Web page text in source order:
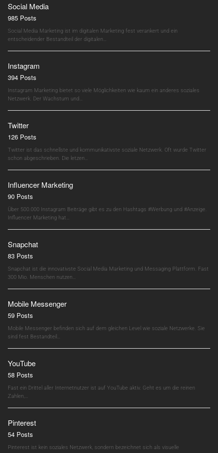
Social Media
985 Posts
Social Media Marketing ist im digitalen Marketing fest verankert und ein
entscheidender Bestandteil der digitalen…
Instagram
394 Posts
Instagram Marketing bietet so viele Möglichkeiten wie kaum ein anderes soziales
Netzwerk. Der Wachstum und…
Twitter
126 Posts
Twitter ist das schnellste und kommunikativste soziale Netzwerk. Oft wurde Twitter
schon abgeschrieben. Die letzen…
Influencer Marketing
90 Posts
Über 500.000 Instagram Beiträge gibt es zu den Hashtags #Werbung und #Anzeige.
Influencer Marketing hat…
Snapchat
83 Posts
Snapchat ist die innovativste Social Media Marketing und Messaging Plattform. Fast
300 Mio. Menschen nutzen…
Mobile Messenger
59 Posts
Mobile Messenger befinden sich auf dem gleichen Level wie soziale Netzwerke. Sie
sind fest Bestandteil…
YouTube
58 Posts
Fast ein Drittel aller Internetnutzer ist auf YouTube aktiv. Geht es um die reinen
Zahlen,…
Pinterest
54 Posts
Pinterest ist kein soziales Netzwerk, sondern bezeichnet sich als visuelle